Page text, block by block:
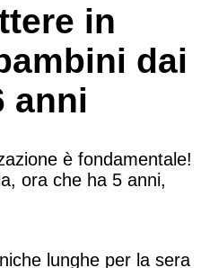
in
dai
anni
è fondamentale!
ora che ha 5 anni,
lunghe per la sera